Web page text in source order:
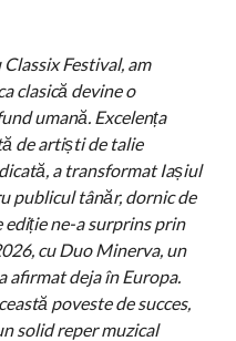
Festival, am
clasică devine o
umană. Excelența
de artiști de talie
a transformat Iașiul
publicul tânăr, dornic de
ne-a surprins prin
cu Duo Minerva, un
afirmat deja în Europa.
poveste de succes,
solid reper muzical